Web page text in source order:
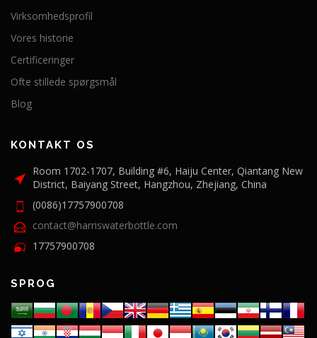
Virksomhedsprofil
Vores historie
Certificeringer
Ofte stillede spørgsmål
Blog
KONTAKT OS
Room 1702-1707, Building #6, Haiju Center, Qiantang New
District, Baiyang Street, Hangzhou, Zhejiang, China
(0086)17757900708
contact@harriswaterbottle.com
17757900708
SPROG